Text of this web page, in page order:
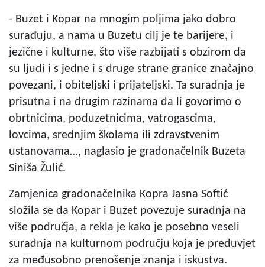
- Buzet i Kopar na mnogim poljima jako dobro
surađuju, a nama u Buzetu cilj je te barijere, i
jezične i kulturne, što više razbijati s obzirom da
su ljudi i s jedne i s druge strane granice značajno
povezani, i obiteljski i prijateljski. Ta suradnja je
prisutna i na drugim razinama da li govorimo o
obrtnicima, poduzetnicima, vatrogascima,
lovcima, srednjim školama ili zdravstvenim
ustanovama…, naglasio je gradonačelnik Buzeta
Siniša Žulić.
Zamjenica gradonačelnika Kopra Jasna Softić
složila se da Kopar i Buzet povezuje suradnja na
više područja, a rekla je kako je posebno veseli
suradnja na kulturnom području koja je preduvjet
za međusobno prenošenje znanja i iskustva.